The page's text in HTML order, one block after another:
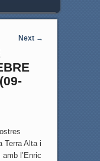
Next →
Terra Alta i
l’Enric